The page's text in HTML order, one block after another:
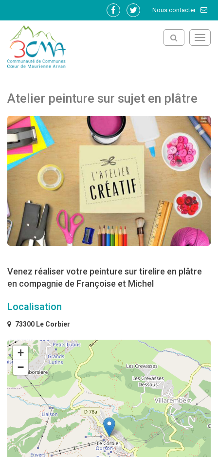
Nous contacter
Lien
Lien
Atelier peinture sur sujet en plâtre
Venez réaliser votre peinture sur tirelire en plâtre
en compagnie de Françoise et Michel
Localisation
73300 Le Corbier
+
−